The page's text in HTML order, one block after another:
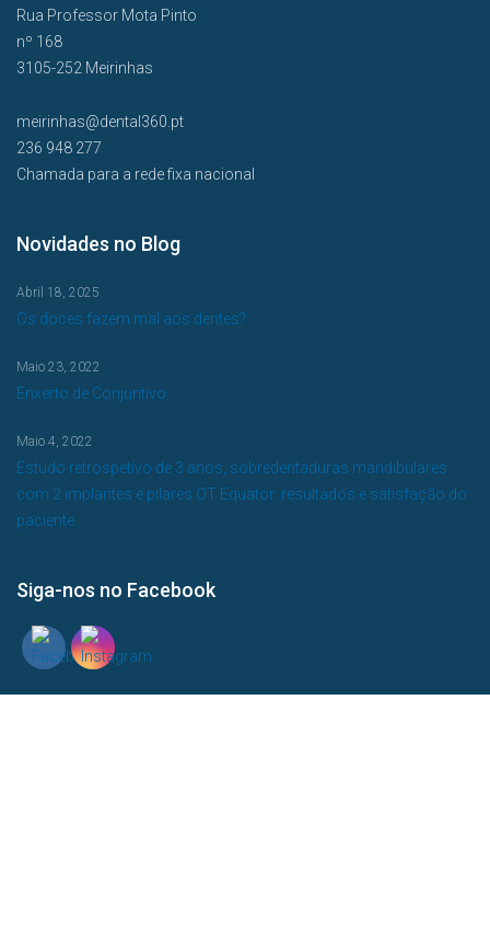
Rua Professor Mota Pinto
nº 168
3105-252 Meirinhas
meirinhas@dental360.pt
236 948 277
Chamada para a rede fixa nacional
Novidades no Blog
Os doces fazem mal aos dentes?
Abril 18, 2025
Enxerto de Conjuntivo
Maio 23, 2022
Estudo retrospetivo de 3 anos, sobredentaduras mandibulares
com 2 implantes e pilares OT Equator: resultados e satisfação do
paciente
Maio 4, 2022
Siga-nos no Facebook